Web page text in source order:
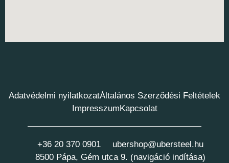
Adatvédelmi nyilatkozatÁltalános Szerződési Feltételek
ImpresszumKapcsolat
+36 20 370 0901
ubershop@ubersteel.hu
8500 Pápa, Gém utca 9. (navigáció indítása)